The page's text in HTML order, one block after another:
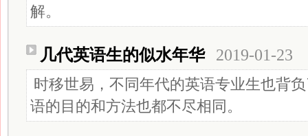
解。
几代英语生的似水年华 2019-01-23
时移世易，不同年代的英语专业生也背
语的目的和方法也都不尽相同。